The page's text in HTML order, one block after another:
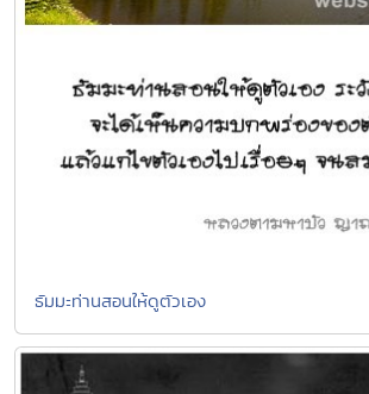
ธัมมะท่านสอนให้ดูตัวเอง